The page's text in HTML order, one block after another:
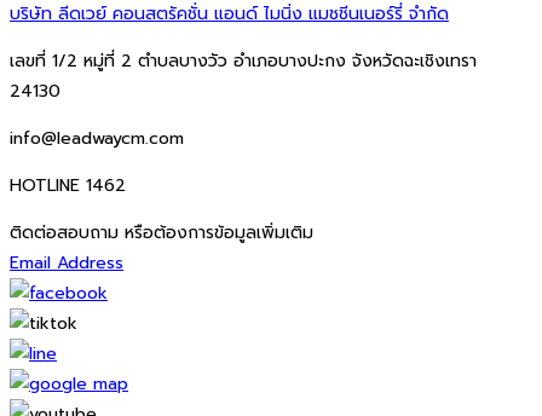
บริษัท ลีดเวย์ คอนสตรัคชั่น แอนด์ ไมนิ่ง แมชชีนเนอร์รี่ จำกัด
เลขที่ 1/2 หมู่ที่ 2 ตำบลบางวัว อำเภอบางปะกง จังหวัดฉะเชิงเทรา
24130
info@leadwaycm.com
HOTLINE 1462
ติดต่อสอบถาม หรือต้องการข้อมูลเพิ่มเติม
Email Address